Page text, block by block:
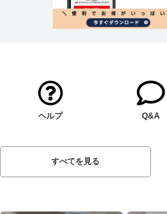
ヘルプ Q&A
すべてを見る